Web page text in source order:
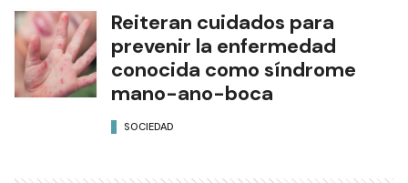
Reiteran cuidados para
prevenir la enfermedad
conocida como síndrome
mano-ano-boca
SOCIEDAD